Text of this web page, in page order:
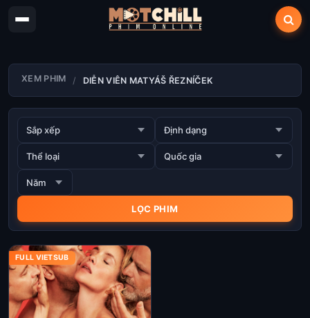
XEM PHIM DIỄN VIÊN MATYÁŠ ŘEZNÍČEK
FULL VIETSUB